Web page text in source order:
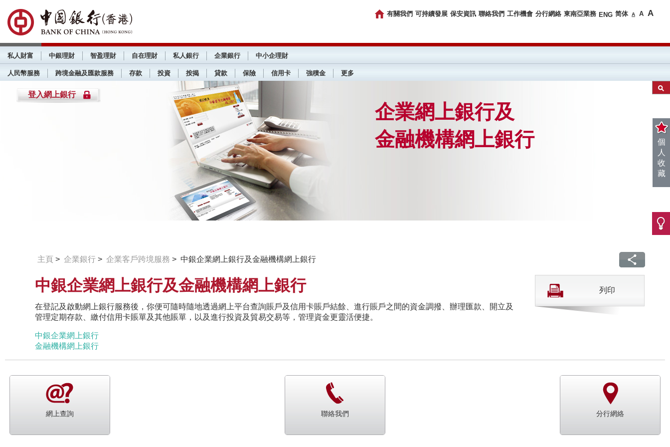
有關我們 可持續發展 保安資訊 聯絡我們 工作機會 分行網絡 東南亞業務 ENG 简体 A A A
私人財富 中銀理財 智盈理財 自在理財 私人銀行 企業銀行 中小企理財
人民幣服務 跨境金融及匯款服務 存款 投資 按揭 貸款 保險 信用卡 強積金 更多
登入網上銀行
企業網上銀行及
金融機構網上銀行
個
人
收
藏
主頁 > 企業銀行 > 企業客戶跨境服務 > 中銀企業網上銀行及金融機構網上銀行
中銀企業網上銀行及金融機構網上銀行
在登記及啟動網上銀行服務後，你便可隨時隨地透過網上平台查詢賬戶及信用卡賬戶結餘、進行賬戶之間的資金調撥、辦理匯款、開立及
管理定期存款、繳付信用卡賬單及其他賬單，以及進行投資及貿易交易等，管理資金更靈活便捷。
中銀企業網上銀行
金融機構網上銀行
列印
網上查詢 聯絡我們 分行網絡